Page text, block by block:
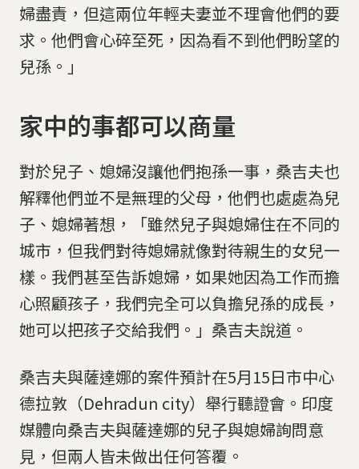
婦盡責，但這兩位年輕夫妻並不理會他們的要
求。他們會心碎至死，因為看不到他們盼望的
兒孫。」
家中的事都可以商量
對於兒子、媳婦沒讓他們抱孫一事，桑吉夫也
解釋他們並不是無理的父母，他們也處處為兒
子、媳婦著想，「雖然兒子與媳婦住在不同的
城市，但我們對待媳婦就像對待親生的女兒一
樣。我們甚至告訴媳婦，如果她因為工作而擔
心照顧孩子，我們完全可以負擔兒孫的成長，
她可以把孩子交給我們。」桑吉夫說道。
桑吉夫與薩達娜的案件預計在5月15日市中心
德拉敦（Dehradun city）舉行聽證會。印度
媒體向桑吉夫與薩達娜的兒子與媳婦詢問意
見，但兩人皆未做出任何答覆。